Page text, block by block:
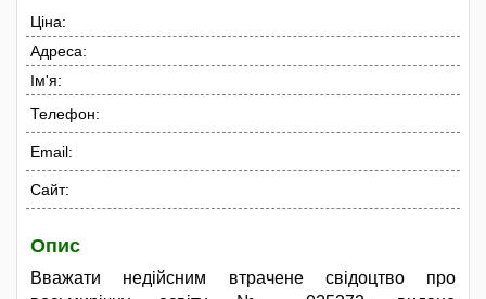
Ціна:
Адреса:
Ім'я:
Телефон:
Email:
Сайт:
Опис
Вважати недійсним втрачене свідоцтво про